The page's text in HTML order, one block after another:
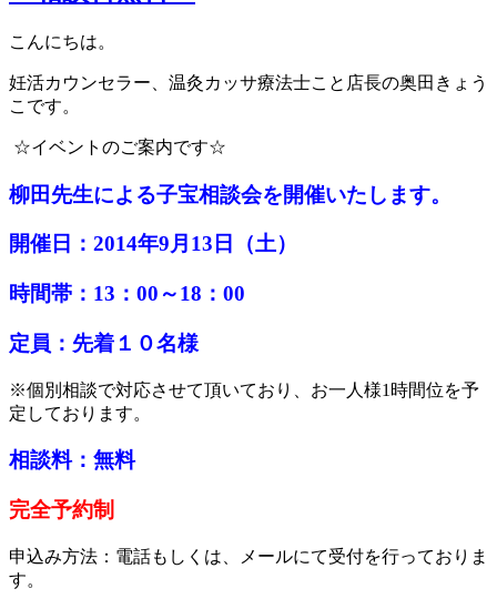
こんにちは。
妊活カウンセラー、温灸カッサ療法士こと店長の奥田きょう
こです。
☆イベントのご案内です☆
柳田先生による子宝相談会を開催いたします。
開催日：2014年9月13日（土）
時間帯：13：00～18：00
定員：先着１０名様
※個別相談で対応させて頂いており、お一人様1時間位を予
定しております。
相談料：無料
完全予約制
申込み方法：電話もしくは、メールにて受付を行っておりま
す。